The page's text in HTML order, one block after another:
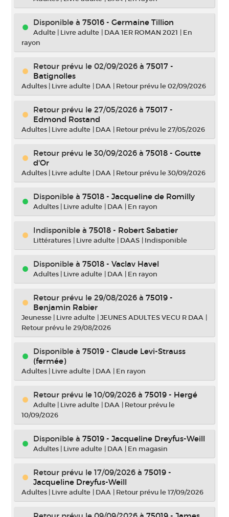
Disponible à 75016 - Germaine Tillion
Adulte | Livre adulte | DAA 1ER ROMAN 2021 | En
rayon
Retour prévu le 02/09/2026 à 75017 -
Batignolles
Adultes | Livre adulte | DAA | Retour prévu le 02/09/2026
Retour prévu le 27/05/2026 à 75017 -
Edmond Rostand
Adultes | Livre adulte | DAA | Retour prévu le 27/05/2026
Retour prévu le 30/09/2026 à 75018 - Goutte
d'Or
Adultes | Livre adulte | DAA | Retour prévu le 30/09/2026
Disponible à 75018 - Jacqueline de Romilly
Adultes | Livre adulte | DAA | En rayon
Indisponible à 75018 - Robert Sabatier
Littératures | Livre adulte | DAAS | Indisponible
Disponible à 75018 - Vaclav Havel
Adultes | Livre adulte | DAA | En rayon
Retour prévu le 29/08/2026 à 75019 -
Benjamin Rabier
Jeunesse | Livre adulte |JEUNES ADULTES VECU R DAA |
Retour prévu le 29/08/2026
Disponible à 75019 - Claude Levi-Strauss
(fermée)
Adultes | Livre adulte | DAA | En rayon
Retour prévu le 10/09/2026 à 75019 - Hergé
Adulte | Livre adulte | DAA | Retour prévu le
10/09/2026
Disponible à 75019 - Jacqueline Dreyfus-Weill
Adultes | Livre adulte | DAA | En magasin
Retour prévu le 17/09/2026 à 75019 -
Jacqueline Dreyfus-Weill
Adultes | Livre adulte | DAA | Retour prévu le 17/09/2026